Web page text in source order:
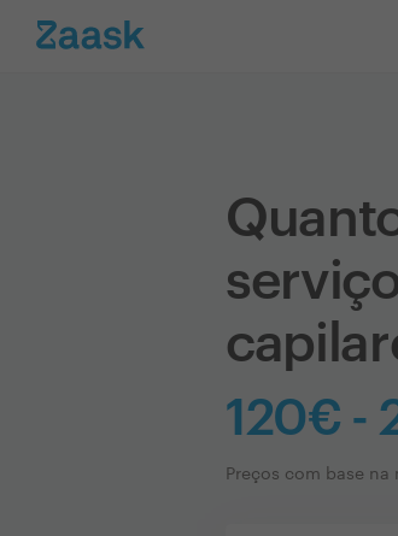
120€ -
Preços com base na